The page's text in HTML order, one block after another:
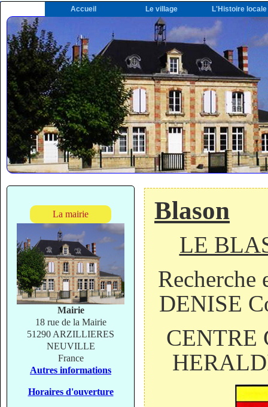
Accueil Le village L'Histoire locale
La mairie
Mairie
18 rue de la Mairie
51290 ARZILLIERES
NEUVILLE
France
Autres informations
Horaires d'ouverture
Blason
LE
Recherche
DENISE
CENTRE